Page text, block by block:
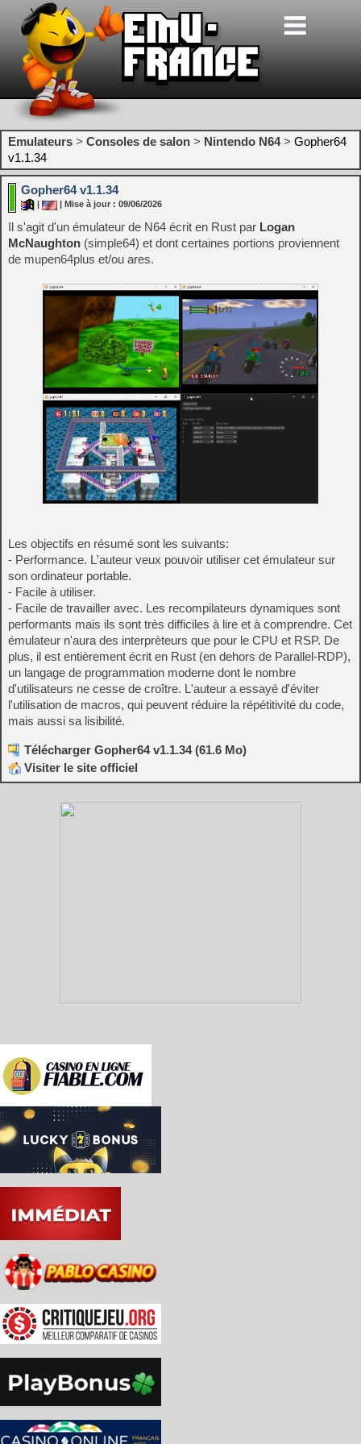
Emulateurs > Consoles de salon > Nintendo N64> Gopher64
v1.1.34
Gopher64 v1.1.34
| Mise à jour : 09/06/2026
Il s'agit d'un émulateur de N64 écrit en Rust par Logan
McNaughton (simple64) et dont certaines portions proviennent
de mupen64plus et/ou ares.
Les objectifs en résumé sont les suivants:
- Performance. L'auteur veux pouvoir utiliser cet émulateur sur
son ordinateur portable.
- Facile à utiliser.
- Facile de travailler avec. Les recompilateurs dynamiques sont
performants mais ils sont très difficiles à lire et à comprendre. Cet
émulateur n'aura des interprèteurs que pour le CPU et RSP. De
plus, il est entièrement écrit en Rust (en dehors de Parallel-RDP),
un langage de programmation moderne dont le nombre
d'utilisateurs ne cesse de croître. L'auteur a essayé d'éviter
l'utilisation de macros, qui peuvent réduire la répétitivité du code,
mais aussi sa lisibilité.
Télécharger Gopher64 v1.1.34 (61.6 Mo)
Visiter le site officiel